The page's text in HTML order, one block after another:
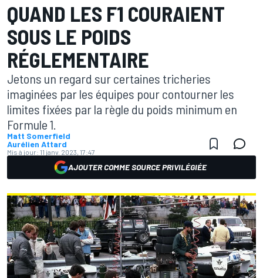
QUAND LES F1 COURAIENT
SOUS LE POIDS
RÉGLEMENTAIRE
Jetons un regard sur certaines tricheries
imaginées par les équipes pour contourner les
limites fixées par la règle du poids minimum en
Formule 1.
Matt Somerfield
Aurélien Attard
Mis à jour: 11 janv. 2023, 17:47
AJOUTER COMME SOURCE PRIVILÉGIÉE